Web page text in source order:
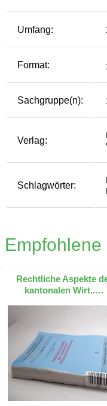
Umfang:
Format:
Sachgruppe(n):
Verlag:
Schlagwörter:
Empfohlene
Rechtliche Aspekte
kantonalen Wirt..…